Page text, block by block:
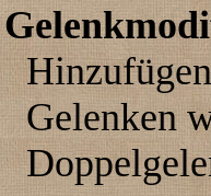
Gelenken